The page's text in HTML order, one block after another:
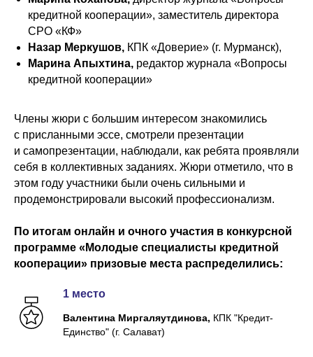
кредитной кооперации», заместитель директора
СРО «КФ»
Назар Меркушов, КПК «Доверие» (г. Мурманск),
Марина Апыхтина, редактор журнала «Вопросы
кредитной кооперации»
Члены жюри с большим интересом знакомились
с присланными эссе, смотрели презентации
и самопрезентации, наблюдали, как ребята проявляли
себя в коллективных заданиях. Жюри отметило, что в
этом году участники были очень сильными и
продемонстрировали высокий профессионализм.
По итогам онлайн и очного участия в конкурсной
программе «Молодые специалисты кредитной
кооперации» призовые места распределились:
1 место
Валентина Миргаляутдинова, КПК "Кредит-
Единство" (г. Салават)